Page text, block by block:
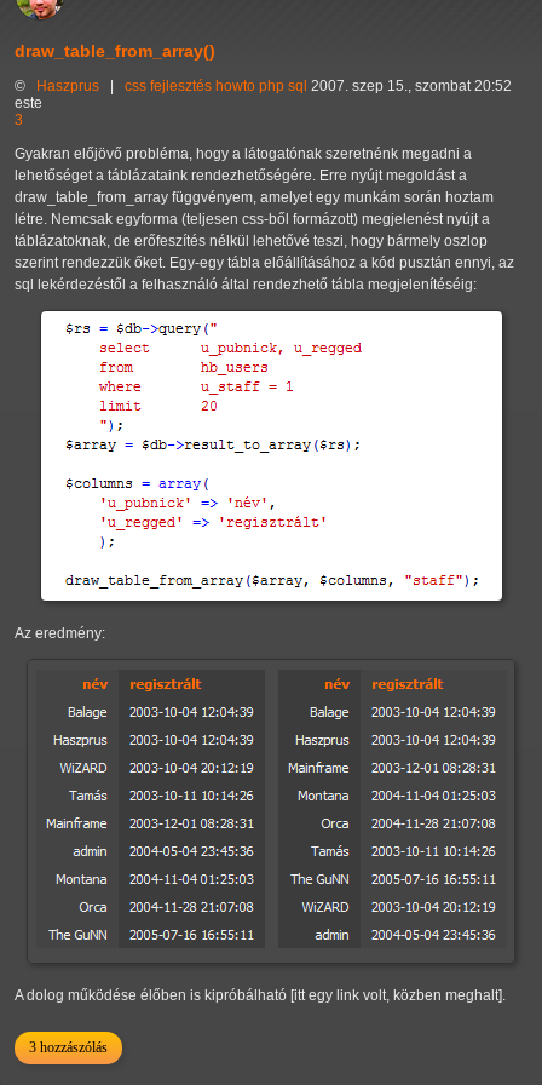
draw_table_from_array()
© Haszprus | css fejlesztés howto php sql 2007. szep 15., szombat 20:52
este
3
Gyakran előjövő probléma, hogy a látogatónak szeretnénk megadni a
lehetőséget a táblázataink rendezhetőségére. Erre nyújt megoldást a
draw_table_from_array függvényem, amelyet egy munkám során hoztam
létre. Nemcsak egyforma (teljesen css-ből formázott) megjelenést nyújt a
táblázatoknak, de erőfeszítés nélkül lehetővé teszi, hogy bármely oszlop
szerint rendezzük őket. Egy-egy tábla előállításához a kód pusztán ennyi, az
sql lekérdezéstől a felhasználó által rendezhető tábla megjelenítéséig:
Az eredmény:
A dolog működése élőben is kipróbálható [itt egy link volt, közben meghalt].
3 hozzászólás